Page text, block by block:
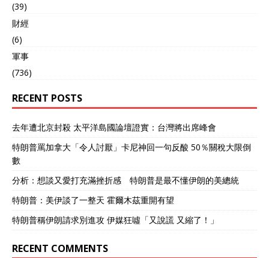
(39)
財經
(6)
軍事
(736)
RECENT POSTS
去年遭北京封殺 太平洋島國論壇證實：台灣將出席峰會
特朗普罵加拿大「令人討厭」卡尼神回一句反酸 50％關稅大限倒
數
分析：想談又愛打充滿挫折感 特朗普是最不懂伊朗的美總統
特朗普：美伊談了一整天 霍爾木茲重開有望
特朗普稱伊朗請求別進攻 伊媒狂噓「又說謊 又縮了！」
RECENT COMMENTS